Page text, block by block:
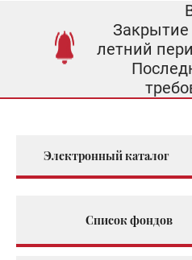
Закрытие
летний
Электронный каталог
Список фондов